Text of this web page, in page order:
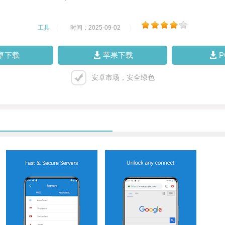
工具 时间：2025-09-02
下载 苹果下载
安卓市场，安全绿色